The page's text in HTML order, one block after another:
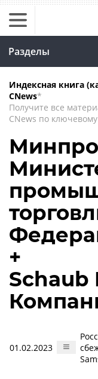
Разделы
Индексная книга
CNews*
Получите все
CNews по
+
01.02.2023